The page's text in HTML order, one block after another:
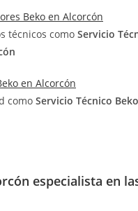
Beko en Alcorcón
técnicos como Servicio
en Alcorcón
como Servicio Técnico Beko
especialista en